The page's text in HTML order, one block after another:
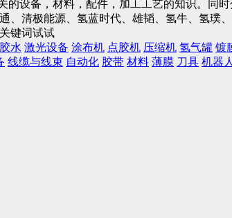
设备，材料，配件，加工工艺的知识。同
、清极能源、氢蓝时代、雄韬、氢牛、氢璞
键词试试
胶水 激光设备 涂布机 点胶机 压缩机 氢气罐 镀
线缆与线束 自动化 胶带 材料 薄膜 刀具 机器人